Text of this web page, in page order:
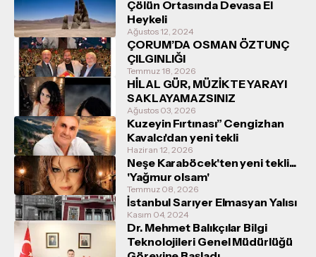
Çölün Ortasında Devasa El
Heykeli
Ağustos 12, 2024
ÇORUM’DA OSMAN ÖZTUNÇ
ÇILGINLIĞI
Temmuz 18, 2026
HİLAL GÜR, MÜZİKTE YARAYI
SAKLAYAMAZSINIZ
Ağustos 03, 2026
Kuzeyin Fırtınası” Cengizhan
Kavalcı'dan yeni tekli
Haziran 12, 2026
Neşe Karaböcek'ten yeni tekli...
'Yağmur olsam'
Temmuz 08, 2026
İstanbul Sarıyer Elmasyan Yalısı
Kasım 04, 2024
Dr. Mehmet Balıkçılar Bilgi
Teknolojileri Genel Müdürlüğü